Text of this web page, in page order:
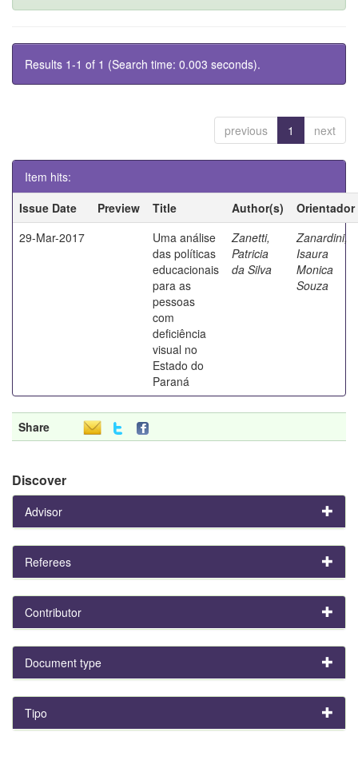
Results 1-1 of 1 (Search time: 0.003 seconds).
previous 1 next
Item hits:
Issue Date
Preview Title Author(s)
Orientador
29-Mar-2017
Uma análise
das políticas
educacionais
para as
pessoas
com
deficiência
visual no
Estado do
Paraná
Zanetti,
Patricia
da Silva
Zanardini,
Isaura
Monica
Souza
Share
Discover
Advisor
Referees
Contributor
Document type
Tipo